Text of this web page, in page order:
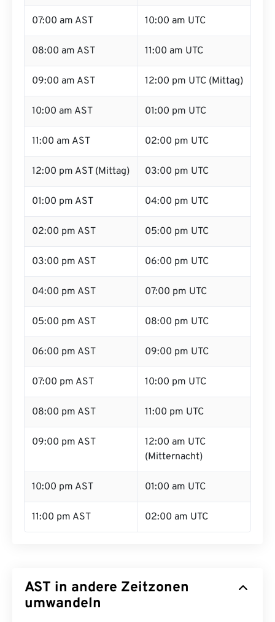
07:00 am AST 10:00 am UTC
08:00 am AST 11:00 am UTC
09:00 am AST 12:00 pm UTC (Mittag)
10:00 am AST 01:00 pm UTC
11:00 am AST 02:00 pm UTC
12:00 pm AST (Mittag) 03:00 pm UTC
01:00 pm AST 04:00 pm UTC
02:00 pm AST 05:00 pm UTC
03:00 pm AST 06:00 pm UTC
04:00 pm AST 07:00 pm UTC
05:00 pm AST 08:00 pm UTC
06:00 pm AST 09:00 pm UTC
07:00 pm AST 10:00 pm UTC
08:00 pm AST 11:00 pm UTC
09:00 pm AST
12:00 am UTC
(Mitternacht)
10:00 pm AST 01:00 am UTC
11:00 pm AST 02:00 am UTC
AST in andere Zeitzonen
umwandeln